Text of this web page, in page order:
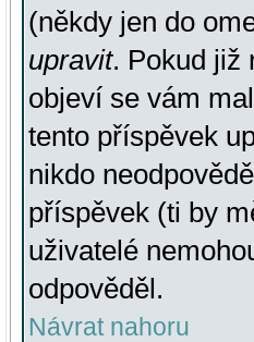
(někdy jen do
upravit. Pokud již
objeví se vám
tento příspěvek
nikdo
příspěvek (ti by
uživatelé
odpověděl.
Návrat nahoru